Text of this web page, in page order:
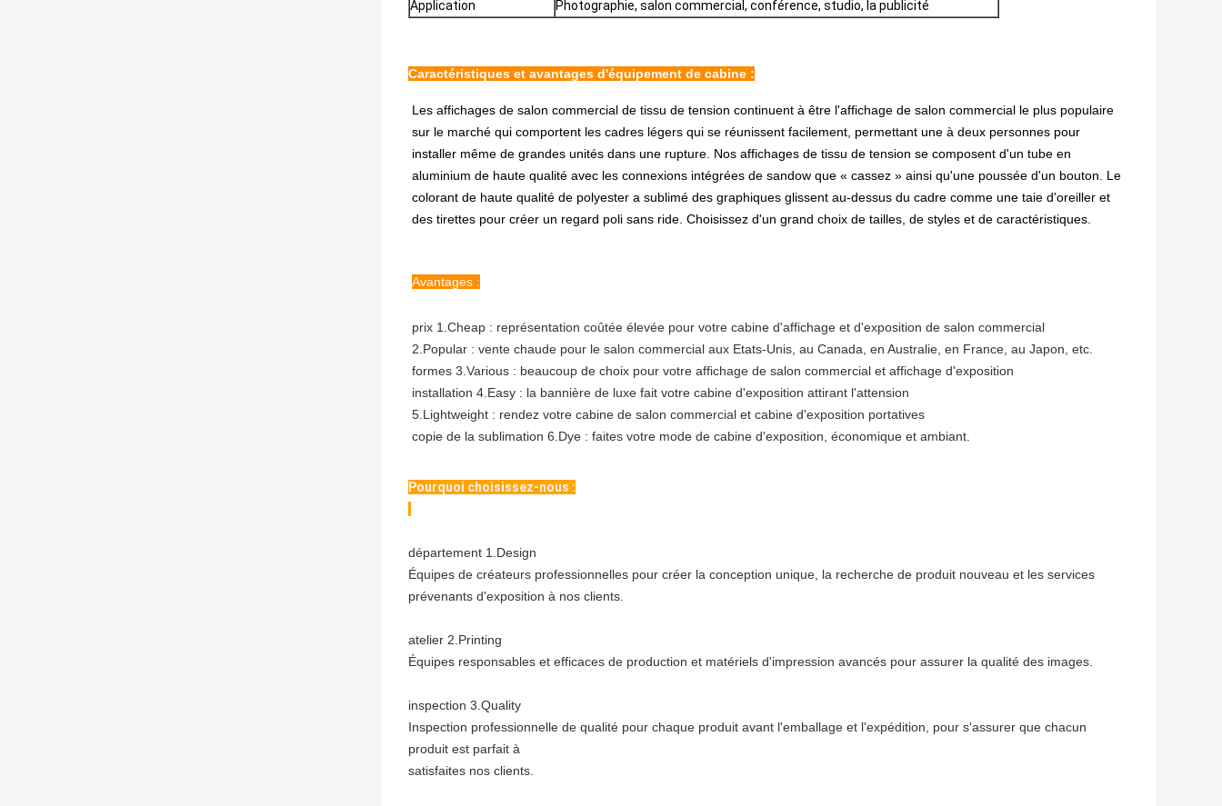
Application
Photographie, salon commercial, conférence, studio, la publicité
Caractéristiques et avantages d'équipement de cabine :
Les affichages de salon commercial de tissu de tension continuent à être l'affichage de salon commercial le plus populaire
sur le marché qui comportent les cadres légers qui se réunissent facilement, permettant une à deux personnes pour
installer même de grandes unités dans une rupture. Nos affichages de tissu de tension se composent d'un tube en
aluminium de haute qualité avec les connexions intégrées de sandow que « cassez » ainsi qu'une poussée d'un bouton. Le
colorant de haute qualité de polyester a sublimé des graphiques glissent au-dessus du cadre comme une taie d'oreiller et
des tirettes pour créer un regard poli sans ride. Choisissez d'un grand choix de tailles, de styles et de caractéristiques.
Avantages :
prix 1.Cheap : représentation coûtée élevée pour votre cabine d'affichage et d'exposition de salon commercial
2.Popular : vente chaude pour le salon commercial aux Etats-Unis, au Canada, en Australie, en France, au Japon, etc.
formes 3.Various : beaucoup de choix pour votre affichage de salon commercial et affichage d'exposition
installation 4.Easy : la bannière de luxe fait votre cabine d'exposition attirant l'attension
5.Lightweight : rendez votre cabine de salon commercial et cabine d'exposition portatives
copie de la sublimation 6.Dye : faites votre mode de cabine d'exposition, économique et ambiant.
Pourquoi choisissez-nous :
département 1.Design
Équipes de créateurs professionnelles pour créer la conception unique, la recherche de produit nouveau et les services
prévenants d'exposition à nos clients.
atelier 2.Printing
Équipes responsables et efficaces de production et matériels d'impression avancés pour assurer la qualité des images.
inspection 3.Quality
Inspection professionnelle de qualité pour chaque produit avant l'emballage et l'expédition, pour s'assurer que chacun
produit est parfait à
satisfaites nos clients.